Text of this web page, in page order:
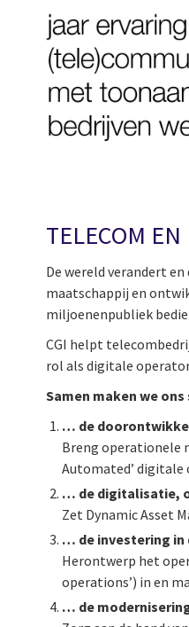
TELECOM
De wereld verandert
maatschappij en
miljoenenpubliek
CGI helpt
rol als digitale
Samen maken we
… de
Breng operationele
Automated’ digitale
… de digitalisatie,
Zet Dynamic Asset
… de investering in
Herontwerp het
operations’) in en
… de